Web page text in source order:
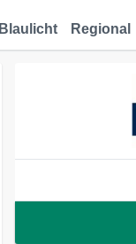
Blaulicht Regional